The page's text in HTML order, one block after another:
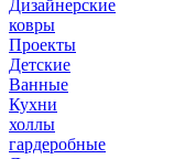
Дизайнерские
ковры
Проекты
Детские
Ванные
Кухни
холлы
гардеробные